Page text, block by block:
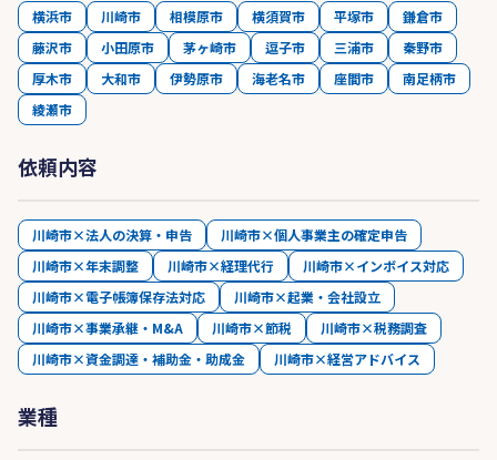
横浜市 川崎市 相模原市 横須賀市 平塚市
鎌倉市
藤沢市
小田原市 茅ヶ崎市 逗子市 三浦市
秦野市
厚木市
大和市 伊勢原市 海老名市 座間市
南足柄市
綾瀬市
依頼内容
川崎市×法人の決算・申告
川崎市×個人事業主の確定申告
川崎市×年末調整
川崎市×経理代行
川崎市×インボイス対応
川崎市×電子帳簿保存法対応
川崎市×起業・会社設立
川崎市×事業承継・M&A
川崎市×節税
川崎市×税務調査
川崎市×資金調達・補助金・助成金
川崎市×経営アドバイス
業種